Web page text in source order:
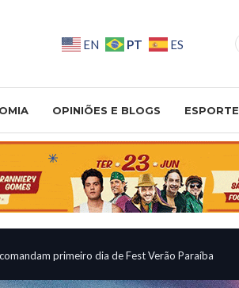
EN PT ES
OPINIÕES E BLOGS ESPORTE
primeiro dia de Fest Verão Paraíba